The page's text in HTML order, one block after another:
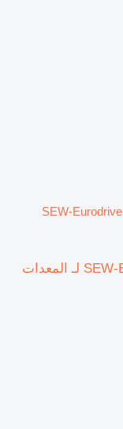
محرك كهربائي SEW-Eurodrive
محرك كهربائي SEW-Eurodrive SSG2WD90L-4 لـ المعدات